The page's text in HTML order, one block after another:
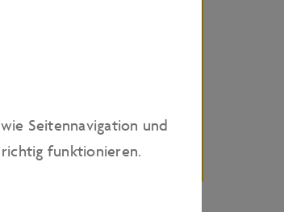
Hier buchen
Seitennavigation und
funktionieren.